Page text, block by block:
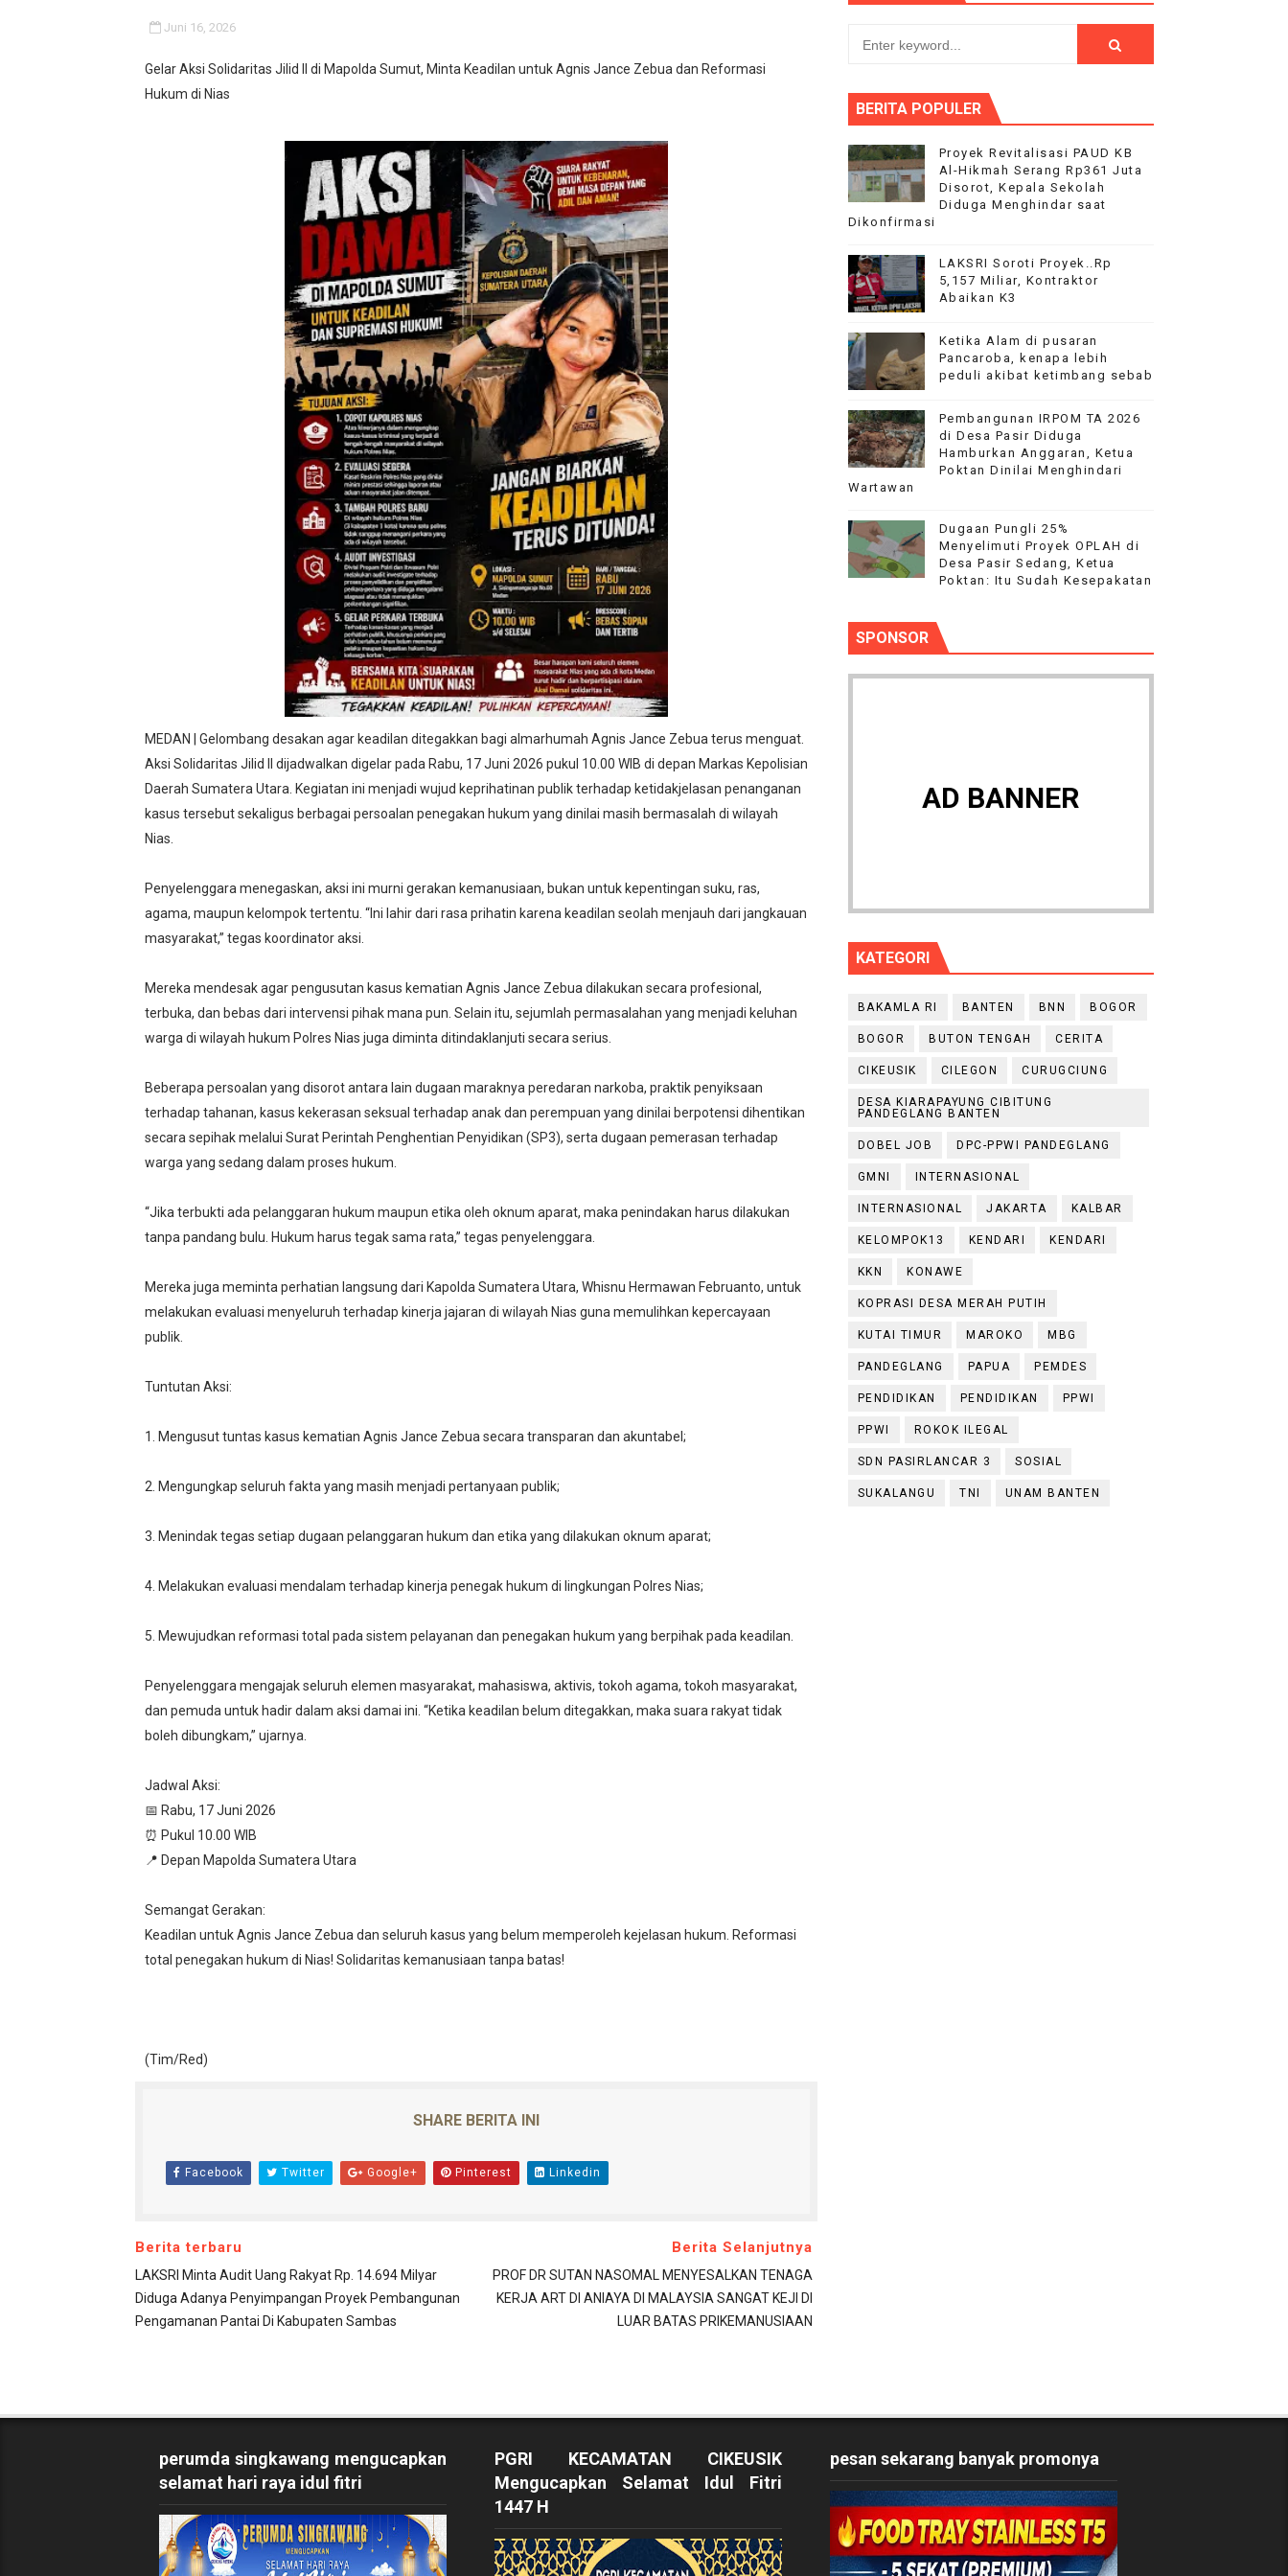
IMO-Indonesia Hadiri Rakerkornas APINDO Ke XXXV di Makassar
Kepala KSP Jenderal Dudung Pimpin Peluncuran Buku dan Diskusi Undang-Undang Perekonomian Nasional
Hebat! Ada Jalan Tol "Donald J. Trump" di Wilayah Sahara Maroko
Kapolsek Cikeusik Tegaskan Komitmen Jaga Keamanan Selama Pesta Rakyat Cikeusik, HUT RI ke-81
Juni 16, 2026
Gelar Aksi Solidaritas Jilid II di Mapolda Sumut, Minta Keadilan untuk Agnis Jance Zebua dan Reformasi
Hukum di Nias
MEDAN | Gelombang desakan agar keadilan ditegakkan bagi almarhumah Agnis Jance Zebua terus menguat.
Aksi Solidaritas Jilid II dijadwalkan digelar pada Rabu, 17 Juni 2026 pukul 10.00 WIB di depan Markas Kepolisian
Daerah Sumatera Utara. Kegiatan ini menjadi wujud keprihatinan publik terhadap ketidakjelasan penanganan
kasus tersebut sekaligus berbagai persoalan penegakan hukum yang dinilai masih bermasalah di wilayah
Nias.
Penyelenggara menegaskan, aksi ini murni gerakan kemanusiaan, bukan untuk kepentingan suku, ras,
agama, maupun kelompok tertentu. “Ini lahir dari rasa prihatin karena keadilan seolah menjauh dari jangkauan
masyarakat,” tegas koordinator aksi.
Mereka mendesak agar pengusutan kasus kematian Agnis Jance Zebua dilakukan secara profesional,
terbuka, dan bebas dari intervensi pihak mana pun. Selain itu, sejumlah permasalahan yang menjadi keluhan
warga di wilayah hukum Polres Nias juga diminta ditindaklanjuti secara serius.
Beberapa persoalan yang disorot antara lain dugaan maraknya peredaran narkoba, praktik penyiksaan
terhadap tahanan, kasus kekerasan seksual terhadap anak dan perempuan yang dinilai berpotensi dihentikan
secara sepihak melalui Surat Perintah Penghentian Penyidikan (SP3), serta dugaan pemerasan terhadap
warga yang sedang dalam proses hukum.
“Jika terbukti ada pelanggaran hukum maupun etika oleh oknum aparat, maka penindakan harus dilakukan
tanpa pandang bulu. Hukum harus tegak sama rata,” tegas penyelenggara.
Mereka juga meminta perhatian langsung dari Kapolda Sumatera Utara, Whisnu Hermawan Februanto, untuk
melakukan evaluasi menyeluruh terhadap kinerja jajaran di wilayah Nias guna memulihkan kepercayaan
publik.
Tuntutan Aksi:
1. Mengusut tuntas kasus kematian Agnis Jance Zebua secara transparan dan akuntabel;
2. Mengungkap seluruh fakta yang masih menjadi pertanyaan publik;
3. Menindak tegas setiap dugaan pelanggaran hukum dan etika yang dilakukan oknum aparat;
4. Melakukan evaluasi mendalam terhadap kinerja penegak hukum di lingkungan Polres Nias;
5. Mewujudkan reformasi total pada sistem pelayanan dan penegakan hukum yang berpihak pada keadilan.
Penyelenggara mengajak seluruh elemen masyarakat, mahasiswa, aktivis, tokoh agama, tokoh masyarakat,
dan pemuda untuk hadir dalam aksi damai ini. “Ketika keadilan belum ditegakkan, maka suara rakyat tidak
boleh dibungkam,” ujarnya.
Jadwal Aksi:
📅 Rabu, 17 Juni 2026
⏰ Pukul 10.00 WIB
📍 Depan Mapolda Sumatera Utara
Semangat Gerakan:
Keadilan untuk Agnis Jance Zebua dan seluruh kasus yang belum memperoleh kejelasan hukum. Reformasi
total penegakan hukum di Nias! Solidaritas kemanusiaan tanpa batas!
(Tim/Red)
SHARE BERITA INI
Facebook Twitter Google+ Pinterest Linkedin
Berita terbaru
LAKSRI Minta Audit Uang Rakyat Rp. 14.694 Milyar
Diduga Adanya Penyimpangan Proyek Pembangunan
Pengamanan Pantai Di Kabupaten Sambas
Berita Selanjutnya
PROF DR SUTAN NASOMAL MENYESALKAN TENAGA
KERJA ART DI ANIAYA DI MALAYSIA SANGAT KEJI DI
LUAR BATAS PRIKEMANUSIAAN
BERITA POPULER
Proyek Revitalisasi PAUD KB
Al-Hikmah Serang Rp361 Juta
Disorot, Kepala Sekolah
Diduga Menghindar saat
Dikonfirmasi
LAKSRI Soroti Proyek..Rp
5,157 Miliar, Kontraktor
Abaikan K3
Ketika Alam di pusaran
Pancaroba, kenapa lebih
peduli akibat ketimbang sebab
Pembangunan IRPOM TA 2026
di Desa Pasir Diduga
Hamburkan Anggaran, Ketua
Poktan Dinilai Menghindari
Wartawan
Dugaan Pungli 25%
Menyelimuti Proyek OPLAH di
Desa Pasir Sedang, Ketua
Poktan: Itu Sudah Kesepakatan
SPONSOR
AD BANNER
KATEGORI
BAKAMLA RI BANTEN BNN BOGOR
BOGOR BUTON TENGAH CERITA
CIKEUSIK CILEGON CURUGCIUNG
DESA KIARAPAYUNG CIBITUNG
PANDEGLANG BANTEN
DOBEL JOB DPC-PPWI PANDEGLANG
GMNI INTERNASIONAL
INTERNASIONAL JAKARTA KALBAR
KELOMPOK13 KENDARI KENDARI
KKN KONAWE
KOPRASI DESA MERAH PUTIH
KUTAI TIMUR MAROKO MBG
PANDEGLANG PAPUA PEMDES
PENDIDIKAN PENDIDIKAN PPWI
PPWI ROKOK ILEGAL
SDN PASIRLANCAR 3 SOSIAL
SUKALANGU TNI UNAM BANTEN
perumda singkawang mengucapkan
selamat hari raya idul fitri
PGRI KECAMATAN CIKEUSIK
Mengucapkan Selamat Idul Fitri
1447 H
pesan sekarang banyak promonya